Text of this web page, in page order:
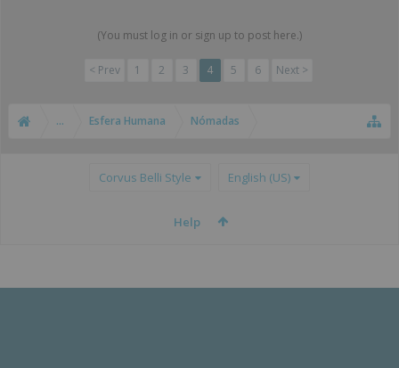
(You must log in or sign up to post here.)
< Prev 1 2 3 4 5 6 Next >
... Esfera Humana Nómadas
Corvus Belli Style English (US)
Help